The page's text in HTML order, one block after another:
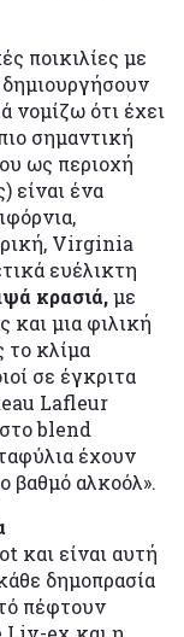
ποικιλίες με
νομίζω ότι έχει
σημαντική
ως περιοχή
είναι ένα
Virginia
ευέλικτη
κρασιά,με
και μια φιλική
το κλίμα
σε έγκριτα
Lafleur
blend
έχουν
βαθμό αλκοόλ».
και είναι αυτή
δημοπρασία
πέφτουν